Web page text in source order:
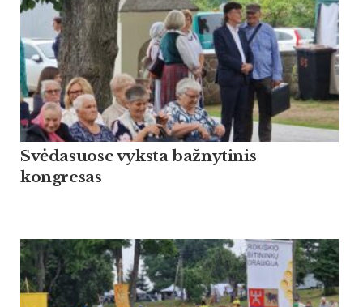
Svėdasuose vyksta bažnytinis
kongresas